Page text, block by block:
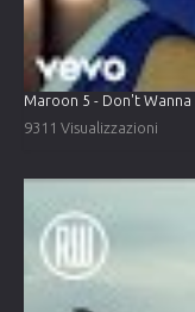
Maroon 5 - Don't
9311 Visualizzazioni